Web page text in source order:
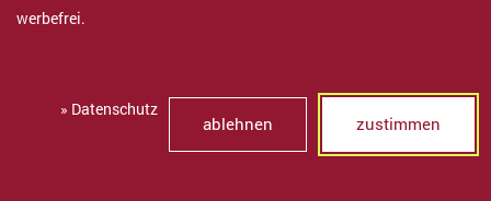
Großmärkte
sascha.moik@radatz.com
werbefrei.
» Datenschutz
ablehnen zustimmen